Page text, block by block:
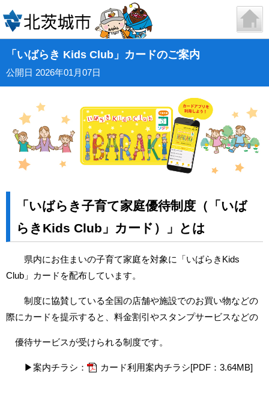
「いばらき Kids Club」カードのご案内
公開日 2026年01月07日
「いばらき子育て家庭優待制度（「いば
らきKids Club」カード）」とは
県内にお住まいの子育て家庭を対象に「いばらきKids
Club」カードを配布しています。
制度に協賛している全国の店舗や施設でのお買い物などの
際にカードを提示すると、料金割引やスタンプサービスなどの
優待サービスが受けられる制度です。
▶案内チラシ： カード利用案内チラシ[PDF：3.64MB]